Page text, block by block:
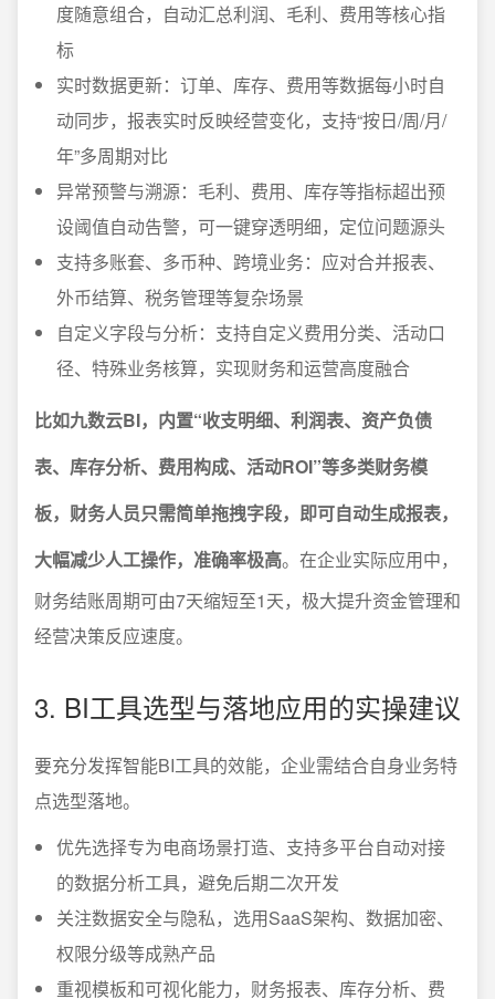
度随意组合，自动汇总利润、毛利、费用等核心指
标
实时数据更新：订单、库存、费用等数据每小时自
动同步，报表实时反映经营变化，支持“按日/周/月/
年”多周期对比
异常预警与溯源：毛利、费用、库存等指标超出预
设阈值自动告警，可一键穿透明细，定位问题源头
支持多账套、多币种、跨境业务：应对合并报表、
外币结算、税务管理等复杂场景
自定义字段与分析：支持自定义费用分类、活动口
径、特殊业务核算，实现财务和运营高度融合
比如九数云BI，内置“收支明细、利润表、资产负债
表、库存分析、费用构成、活动ROI”等多类财务模
板，财务人员只需简单拖拽字段，即可自动生成报表，
大幅减少人工操作，准确率极高。在企业实际应用中，
财务结账周期可由7天缩短至1天，极大提升资金管理和
经营决策反应速度。
3. BI工具选型与落地应用的实操建议
要充分发挥智能BI工具的效能，企业需结合自身业务特
点选型落地。
优先选择专为电商场景打造、支持多平台自动对接
的数据分析工具，避免后期二次开发
关注数据安全与隐私，选用SaaS架构、数据加密、
权限分级等成熟产品
重视模板和可视化能力，财务报表、库存分析、费